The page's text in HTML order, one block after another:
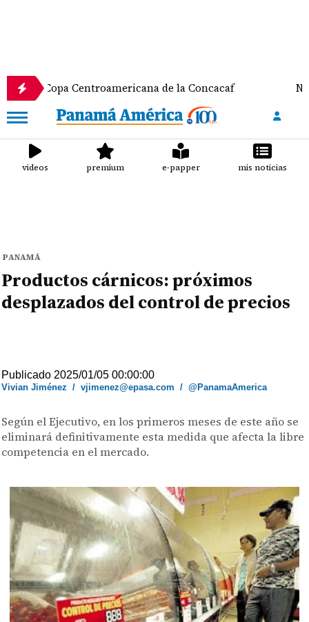
Centroamericana de la Concacaf Nathalee
videos premium e-papper mis noticias
PANAMÁ
Productos cárnicos: próximos
desplazados del control de precios
Publicado 2025/01/05 00:00:00
Vivian Jiménez /vjimenez@epasa.com /@PanamaAmerica
Según el Ejecutivo, en los primeros meses de este año se
eliminará definitivamente esta medida que afecta la libre
competencia en el mercado.